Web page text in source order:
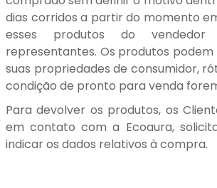
dias corridos a partir do momento
esses produtos do
representantes. Os produtos podem
suas propriedades de consumidor,
condição de pronto para venda
Para devolver os produtos, os
em contato com a Ecoaura,
indicar os dados relativos à compra.